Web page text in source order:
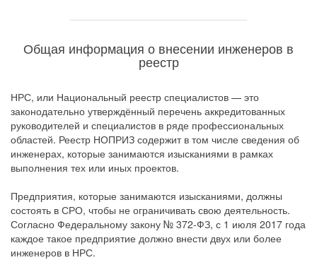
Общая информация о внесении инженеров в
реестр
НРС, или Национальный реестр специалистов — это
законодательно утверждённый перечень аккредитованных
руководителей и специалистов в ряде профессиональных
областей. Реестр НОПРИЗ содержит в том числе сведения об
инженерах, которые занимаются изысканиями в рамках
выполнения тех или иных проектов.
Предприятия, которые занимаются изысканиями, должны
состоять в СРО, чтобы не ограничивать свою деятельность.
Согласно Федеральному закону № 372-ФЗ, с 1 июля 2017 года
каждое такое предприятие должно внести двух или более
инженеров в НРС.